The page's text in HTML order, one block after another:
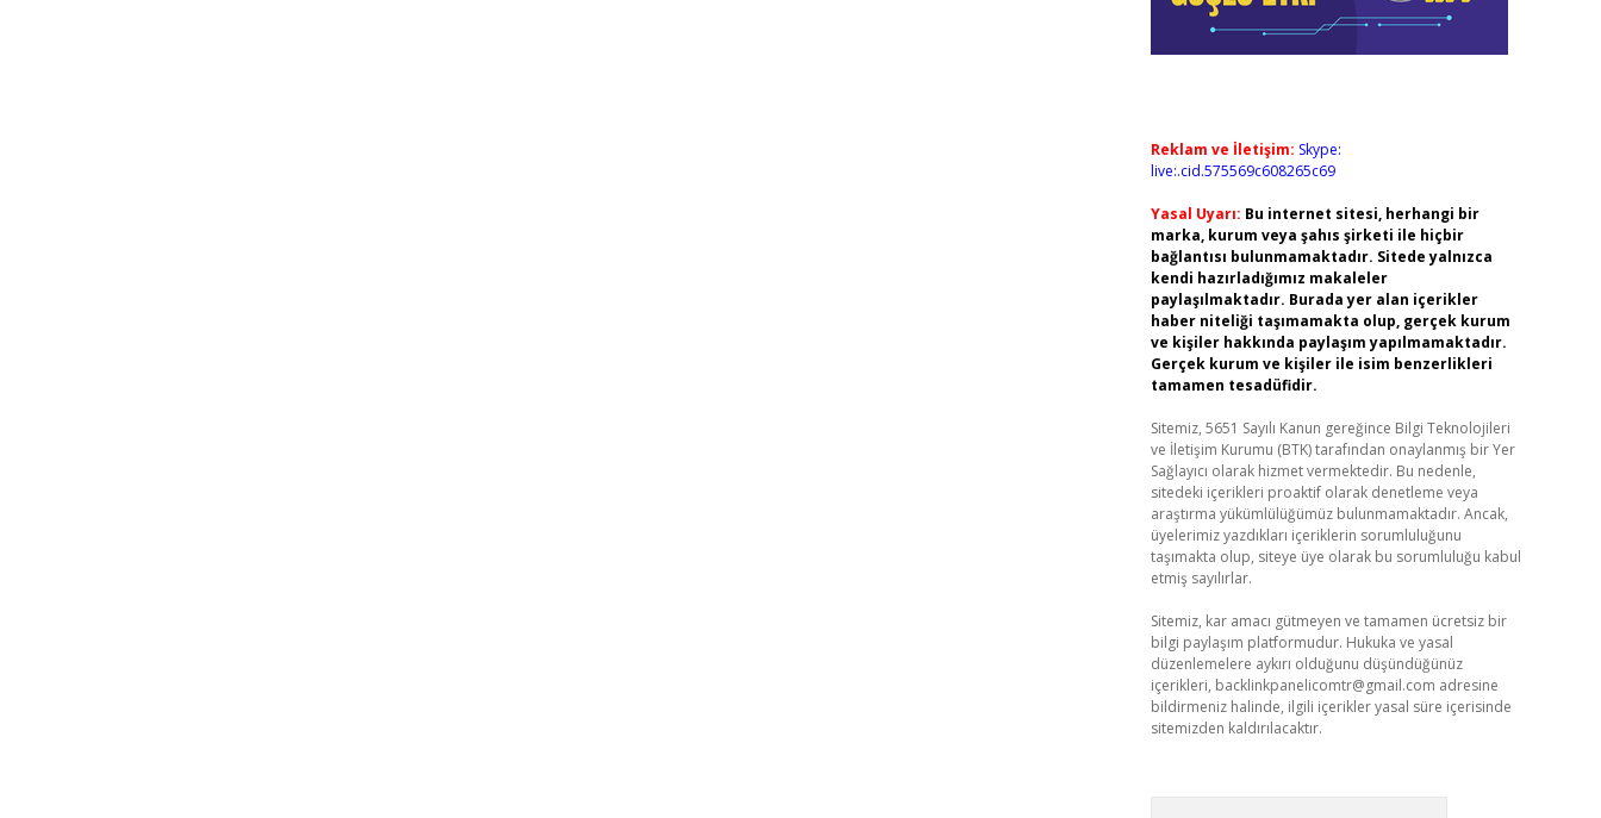
Reklam ve İletişim: Skype:
live:.cid.575569c608265c69
Yasal Uyarı: Bu internet sitesi, herhangi bir
marka, kurum veya şahıs şirketi ile hiçbir
bağlantısı bulunmamaktadır. Sitede yalnızca
kendi hazırladığımız makaleler
paylaşılmaktadır. Burada yer alan içerikler
haber niteliği taşımamakta olup, gerçek kurum
ve kişiler hakkında paylaşım yapılmamaktadır.
Gerçek kurum ve kişiler ile isim benzerlikleri
tamamen tesadüfidir.
Sitemiz, 5651 Sayılı Kanun gereğince Bilgi Teknolojileri
ve İletişim Kurumu (BTK) tarafından onaylanmış bir Yer
Sağlayıcı olarak hizmet vermektedir. Bu nedenle,
sitedeki içerikleri proaktif olarak denetleme veya
araştırma yükümlülüğümüz bulunmamaktadır. Ancak,
üyelerimiz yazdıkları içeriklerin sorumluluğunu
taşımakta olup, siteye üye olarak bu sorumluluğu kabul
etmiş sayılırlar.
Sitemiz, kar amacı gütmeyen ve tamamen ücretsiz bir
bilgi paylaşım platformudur. Hukuka ve yasal
düzenlemelere aykırı olduğunu düşündüğünüz
içerikleri, backlinkpanelicomtr@gmail.com adresine
bildirmeniz halinde, ilgili içerikler yasal süre içerisinde
sitemizden kaldırılacaktır.